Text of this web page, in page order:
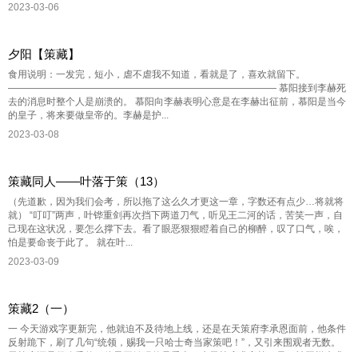
2023-03-06
夕阳【策藏】
食用说明：一发完，短小，虐不虐我不知道，看就是了，喜欢就留下。
———————————————————————————— 慕阳接到李赫死
去的消息时整个人是崩溃的。 慕阳向李赫表明心意是在李赫出征前，慕阳是当今
的皇子，将来要做皇帝的。李赫是护...
2023-03-08
策藏同人——叶落于策（13）
（先道歉，因为我们会考，所以拖了这么久才更这一章，字数还有点少…将就将
就） “叮叮”两声，叶铧重剑再次挡下两道刀气，听见王二河的话，苦笑一声，自
己现在这状况，要怎么撑下去。看了眼恶狠狠瞪着自己的柳醉，叹了口气，唉，
怕是要命丧于此了。 就在叶...
2023-03-09
策藏2（一）
一 今天游戏字更新完，他就迫不及待地上线，还是在天策府李承恩面前，他条件
反射跪下，刷了几句“统领，赐我一只哈士奇当家策吧！”，又引来围观者无数。